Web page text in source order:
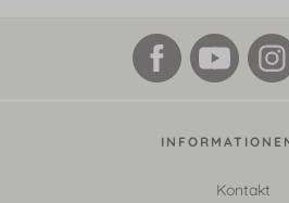
Kontakt